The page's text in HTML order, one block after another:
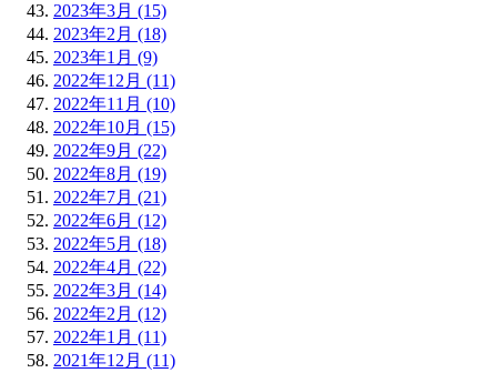
2023年3月 (15)
2023年2月 (18)
2023年1月 (9)
2022年12月 (11)
2022年11月 (10)
2022年10月 (15)
2022年9月 (22)
2022年8月 (19)
2022年7月 (21)
2022年6月 (12)
2022年5月 (18)
2022年4月 (22)
2022年3月 (14)
2022年2月 (12)
2022年1月 (11)
2021年12月 (11)